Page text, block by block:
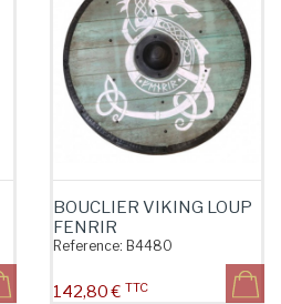
BOUCLIER VIKING LOUP
FENRIR
Reference: B4480
Prix
142,80 € TTC